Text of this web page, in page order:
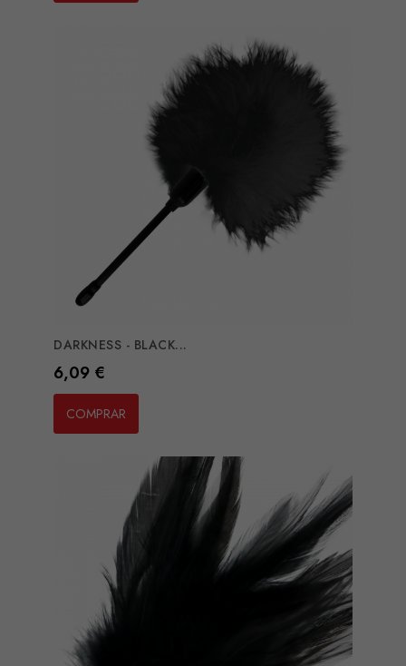
DARKNESS - BLACK...
Preço
6,09 €
COMPRAR